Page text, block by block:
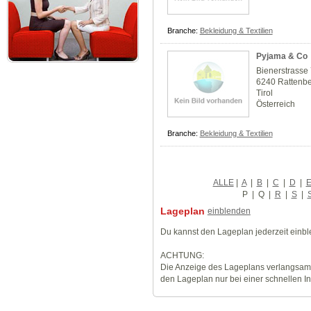
Branche: Bekleidung & Textilien
Pyjama & Co
Bienerstrasse
6240
Tirol
Österreich
Branche: Bekleidung & Textilien
ALLE| A | B | C | D | E
P| Q | R | S |
Lageplan einblenden
Du kannst den Lageplan jederzeit
ACHTUNG:
Die Anzeige des Lageplans
den Lageplan nur bei einer schnellen